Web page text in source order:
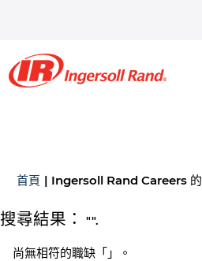
首頁 | Ingersoll Rand Careers 的
搜尋結果： "".
尚無相符的職缺「 」。